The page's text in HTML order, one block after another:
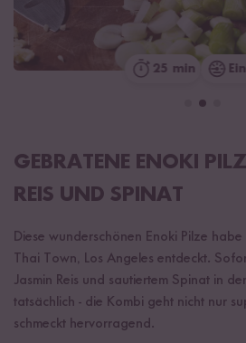
25 min
GEBRATENE ENOKI
REIS UND SPINAT
Diese wunderschönen Enoki Pilze
Thai Town, Los Angeles entdeckt.
Jasmin Reis und sautiertem Spinat in
tatsächlich - die Kombi geht nicht nur
schmeckt hervorragend.